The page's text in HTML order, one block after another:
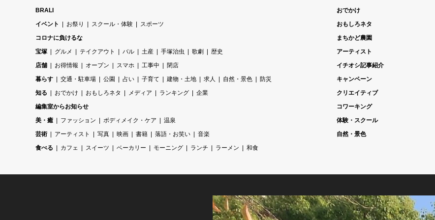
BRALI
イベント
お祭り スクール・体験
スポーツ
コロナに負けるな
宝塚
グルメ テイクアウト バル 土産 手塚治虫 歌劇
歴史
店舗
お得情報 オープン スマホ 工事中
閉店
暮らす
交通・駐車場 公園 占い 子育て 建物・土地 求人 自然・景色
防災
知る
おでかけ おもしろネタ メディア ランキング
企業
編集室からお知らせ
美・癒
ファッション ボディメイク・ケア
温泉
芸術
アーティスト 写真 映画 書籍 落語・お笑い
音楽
食べる
カフェ スイーツ ベーカリー モーニング ランチ ラーメン 和食
おでかけ
おもしろネタ
まちかど農園
アーティスト
イチオシ記事紹介
キャンペーン
クリエイティブ
コワーキング
体験・スクール
自然・景色